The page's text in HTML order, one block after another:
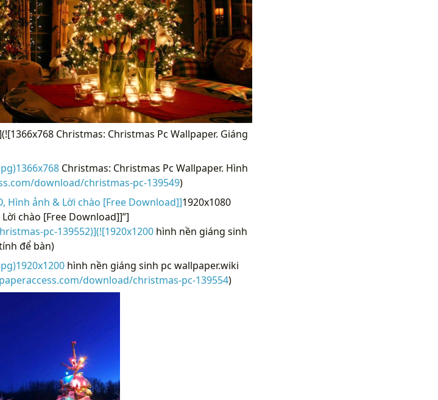
Christmas: Christmas Pc Wallpaper. Giáng
Christmas: Christmas Pc Wallpaper. Hình
download/christmas-pc-139549)
Hình ảnh & Lời chào [Free Download]]1920x1080
chào [Free Download]]”]
pc-139552)](![1920x1200hình nền giáng sinh
để bàn)
hình nền giáng sinh pc wallpaper.wiki
download/christmas-pc-139554)